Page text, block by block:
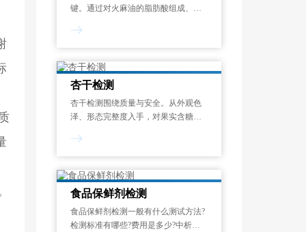
键。通过对火麻油的脂肪酸组成、酸
性杂质、溶剂残留、黄曲霉毒素、重
质量与安全性，确保符合食用标准。
杏干检测
杏干检测围绕质量与安全。从外观色
泽、形态完整度入手，对果实含糖
生物指标(菌落总数、大肠菌群、致病
药残留等项目检测，确保杏干品质达
标、食用安全
食品保鲜剂检测
食品保鲜剂检测一般有什么测试方法?
检测标准有哪些?费用是多少?中析检